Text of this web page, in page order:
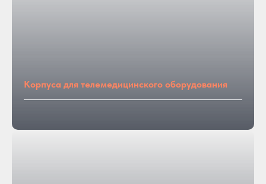
Корпуса для телемедицинского оборудования